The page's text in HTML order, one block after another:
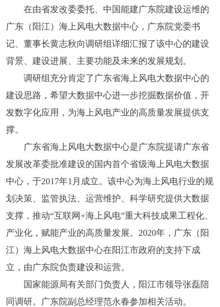
在由省发改委委托、中国能建广东院建设运维的
广东（阳江）海上风电大数据中心，广东院党委书
记、董事长黄志秋向调研组详细汇报了该中心的建设
背景、建设进展、主要功能及未来的发展规划。
调研组充分肯定了广东省海上风电大数据中心的
建设思路，希望大数据中心进一步挖掘数据价值，开
发数字化应用，为海上风电产业的高质量发展提供支
撑。
广东省海上风电大数据中心是广东院提请广东省
发展改革委批准建设的国内首个省级海上风电大数据
中心，于2017年1月成立。该中心为海上风电行业的规
划决策、监管执法、运营维护、科学研究提供大数据
支撑，推动“互联网+海上风电”重大科技成果工程化、
产业化，赋能产业的高质量发展。2020年，广东（阳
江）海上风电大数据中心在阳江市政府的支持下成
立，由广东院负责建设和运营。
国家能源局有关部门负责人，阳江市领导张磊陪
同调研。广东院副总经理范永春参加相关活动。